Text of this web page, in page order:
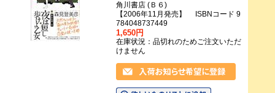
角川書店 (Ｂ６)
【2006年11月発売】 ISBNコード 9
784048737449
1,650円
在庫状況：品切れのためご注文いただ
けません